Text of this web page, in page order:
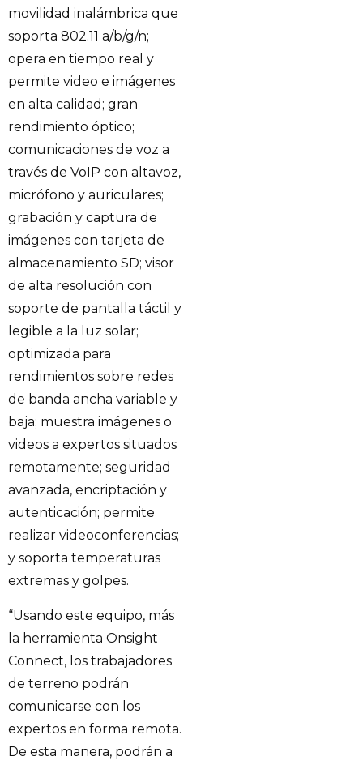
movilidad inalámbrica que
soporta 802.11 a/b/g/n;
opera en tiempo real y
permite video e imágenes
en alta calidad; gran
rendimiento óptico;
comunicaciones de voz a
través de VoIP con altavoz,
micrófono y auriculares;
grabación y captura de
imágenes con tarjeta de
almacenamiento SD; visor
de alta resolución con
soporte de pantalla táctil y
legible a la luz solar;
optimizada para
rendimientos sobre redes
de banda ancha variable y
baja; muestra imágenes o
videos a expertos situados
remotamente; seguridad
avanzada, encriptación y
autenticación; permite
realizar videoconferencias;
y soporta temperaturas
extremas y golpes.
“Usando este equipo, más
la herramienta Onsight
Connect, los trabajadores
de terreno podrán
comunicarse con los
expertos en forma remota.
De esta manera, podrán a